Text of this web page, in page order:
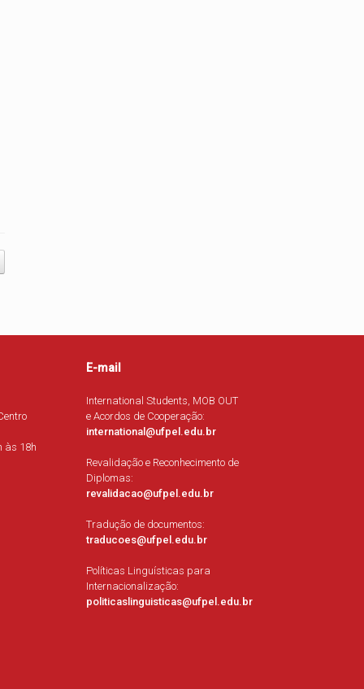
às 18h
E-mail
International Students, MOB OUT
e Acordos de Cooperação:
international@ufpel.edu.br
Revalidação e Reconhecimento de
Diplomas:
revalidacao@ufpel.edu.br
Tradução de documentos:
traducoes@ufpel.edu.br
Políticas Linguísticas para
Internacionalização:
politicaslinguisticas@ufpel.edu.br